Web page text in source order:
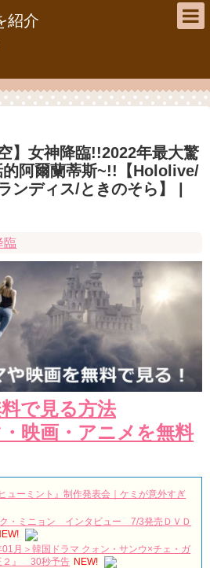
紹介
】女神降臨!!2022年最大驚
阿爾蘭蒂斯~!!【Hololive/
ンディス/ときのそら】 |
臨
で見る方法
映画・アニメを無料
ューミント』制作発表会｜ケミが意外すぎ
ク・ミニョン インタビュー 7/3発売ＤＶＤ
01月＞韓国ドラマ クォン・サンウ×チェ・ガ
２』 30秒予告 NEW!